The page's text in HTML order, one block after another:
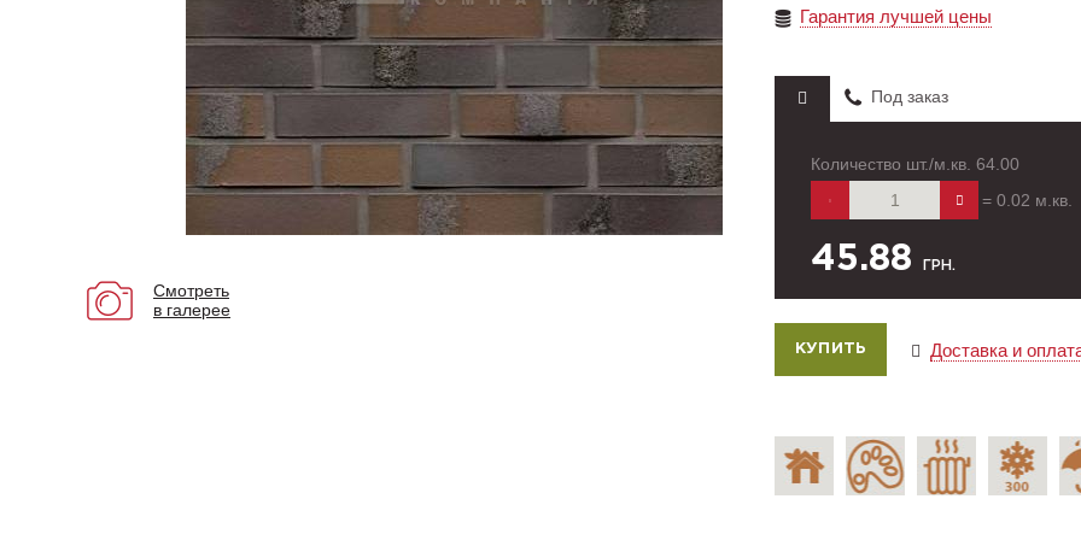
Смотреть
в галерее
Гарантия лучшей цены
Под заказ
Количество шт./м.кв. 64.00
= 0.02 м.кв.
45.88 ГРН.
Доставка и